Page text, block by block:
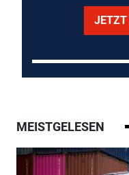
JETZT
MEISTGELESEN